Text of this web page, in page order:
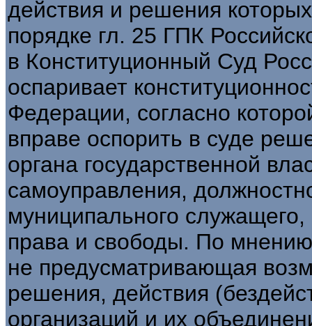
действия и решения
порядке гл. 25 ГПК
в Конституционный Суд
оспаривает
Федерации, согласно
вправе оспорить в суде
органа государственной
самоуправления,
муниципального
права и свободы. По
не предусматривающая
решения, действия
организаций и их